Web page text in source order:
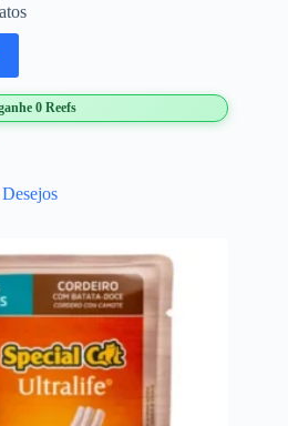
0 Reefs